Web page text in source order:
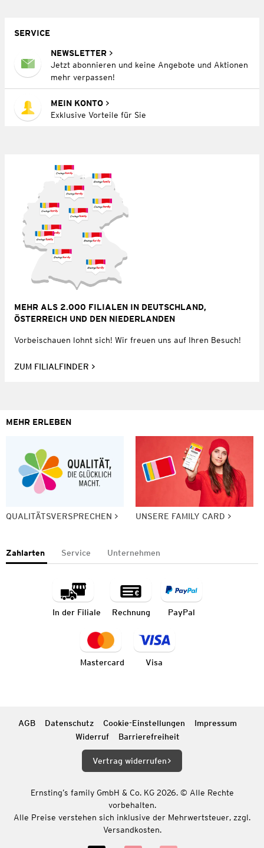
SERVICE
NEWSLETTER
Jetzt abonnieren und keine Angebote und Aktionen
mehr verpassen!
MEIN KONTO
Exklusive Vorteile für Sie
MEHR ALS 2.000 FILIALEN IN DEUTSCHLAND,
ÖSTERREICH UND DEN NIEDERLANDEN
Vorbeischauen lohnt sich! Wir freuen uns auf Ihren Besuch!
ZUM FILIALFINDER
MEHR ERLEBEN
QUALITÄTSVERSPRECHEN UNSERE FAMILY CARD
Zahlarten Service Unternehmen
In der Filiale Rechnung PayPal
Mastercard Visa
AGB Datenschutz Cookie-Einstellungen
Impressum
Widerruf
Barrierefreiheit
Vertrag widerrufen
Ernsting’s family GmbH & Co. KG 2026. © Alle Rechte
vorbehalten.
Alle Preise verstehen sich inklusive der Mehrwertsteuer, zzgl.
Versandkosten.